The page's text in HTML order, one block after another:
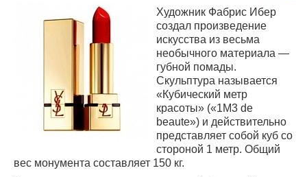
Художник Фабрис Ибер
создал произведение
искусства из весьма
необычного материала —
губной помады.
Скульптура называется
«Кубический метр
красоты» («1M3 de
beaute») и действительно
представляет собой куб со
стороной 1 метр. Общий
вес монумента составляет 150 кг.